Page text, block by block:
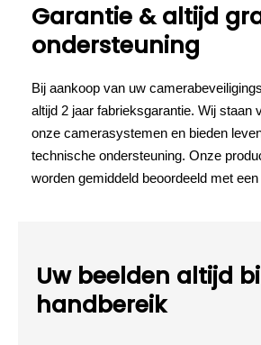
Garantie & altijd
ondersteuning
Bij aankoop van uw
altijd 2 jaar fabrieksgarantie. Wij staan
onze camerasystemen en bieden
technische ondersteuning. Onze
worden gemiddeld beoordeeld met een
Uw beelden altijd
handbereik